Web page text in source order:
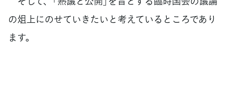
の俎上にのせていきたいと考えているところであり
ます。